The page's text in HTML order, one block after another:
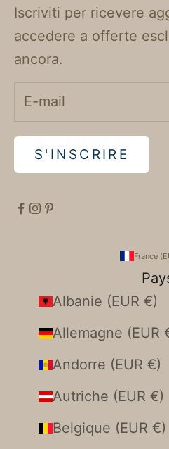
Iscriviti per ricevere
accedere a offerte
ancora.
S'INSCRIRE
Albanie (EUR €)
Andorre (EUR €)
Autriche (EUR €)
Belgique (EUR €)